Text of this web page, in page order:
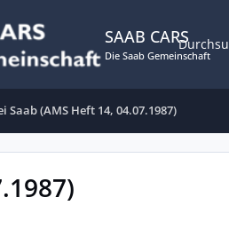
SAAB CARS
Die Saab Gemeinschaft
Saab (AMS Heft 14, 04.07.1987)